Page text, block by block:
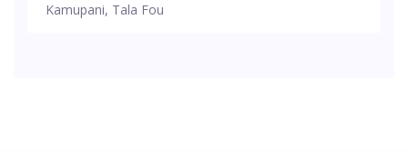
Kamupani, Tala Fou